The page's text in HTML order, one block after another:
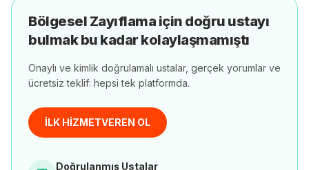
Bölgesel Zayıflama için doğru ustayı
bulmak bu kadar kolaylaşmamıştı
Onaylı ve kimlik doğrulamalı ustalar, gerçek yorumlar ve
ücretsiz teklif: hepsi tek platformda.
İLK HİZMETVEREN OL
Doğrulanmış Ustalar